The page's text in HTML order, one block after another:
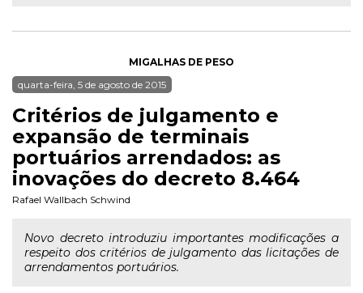
MIGALHAS DE PESO
quarta-feira, 5 de agosto de 2015
Critérios de julgamento e
expansão de terminais
portuários arrendados: as
inovações do decreto 8.464
Rafael Wallbach Schwind
Novo decreto introduziu importantes modificações a
respeito dos critérios de julgamento das licitações de
arrendamentos portuários.